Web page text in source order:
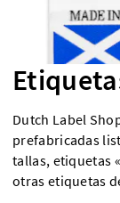
Dutch Label
prefabricadas
tallas, etiquetas
otras etiquetas